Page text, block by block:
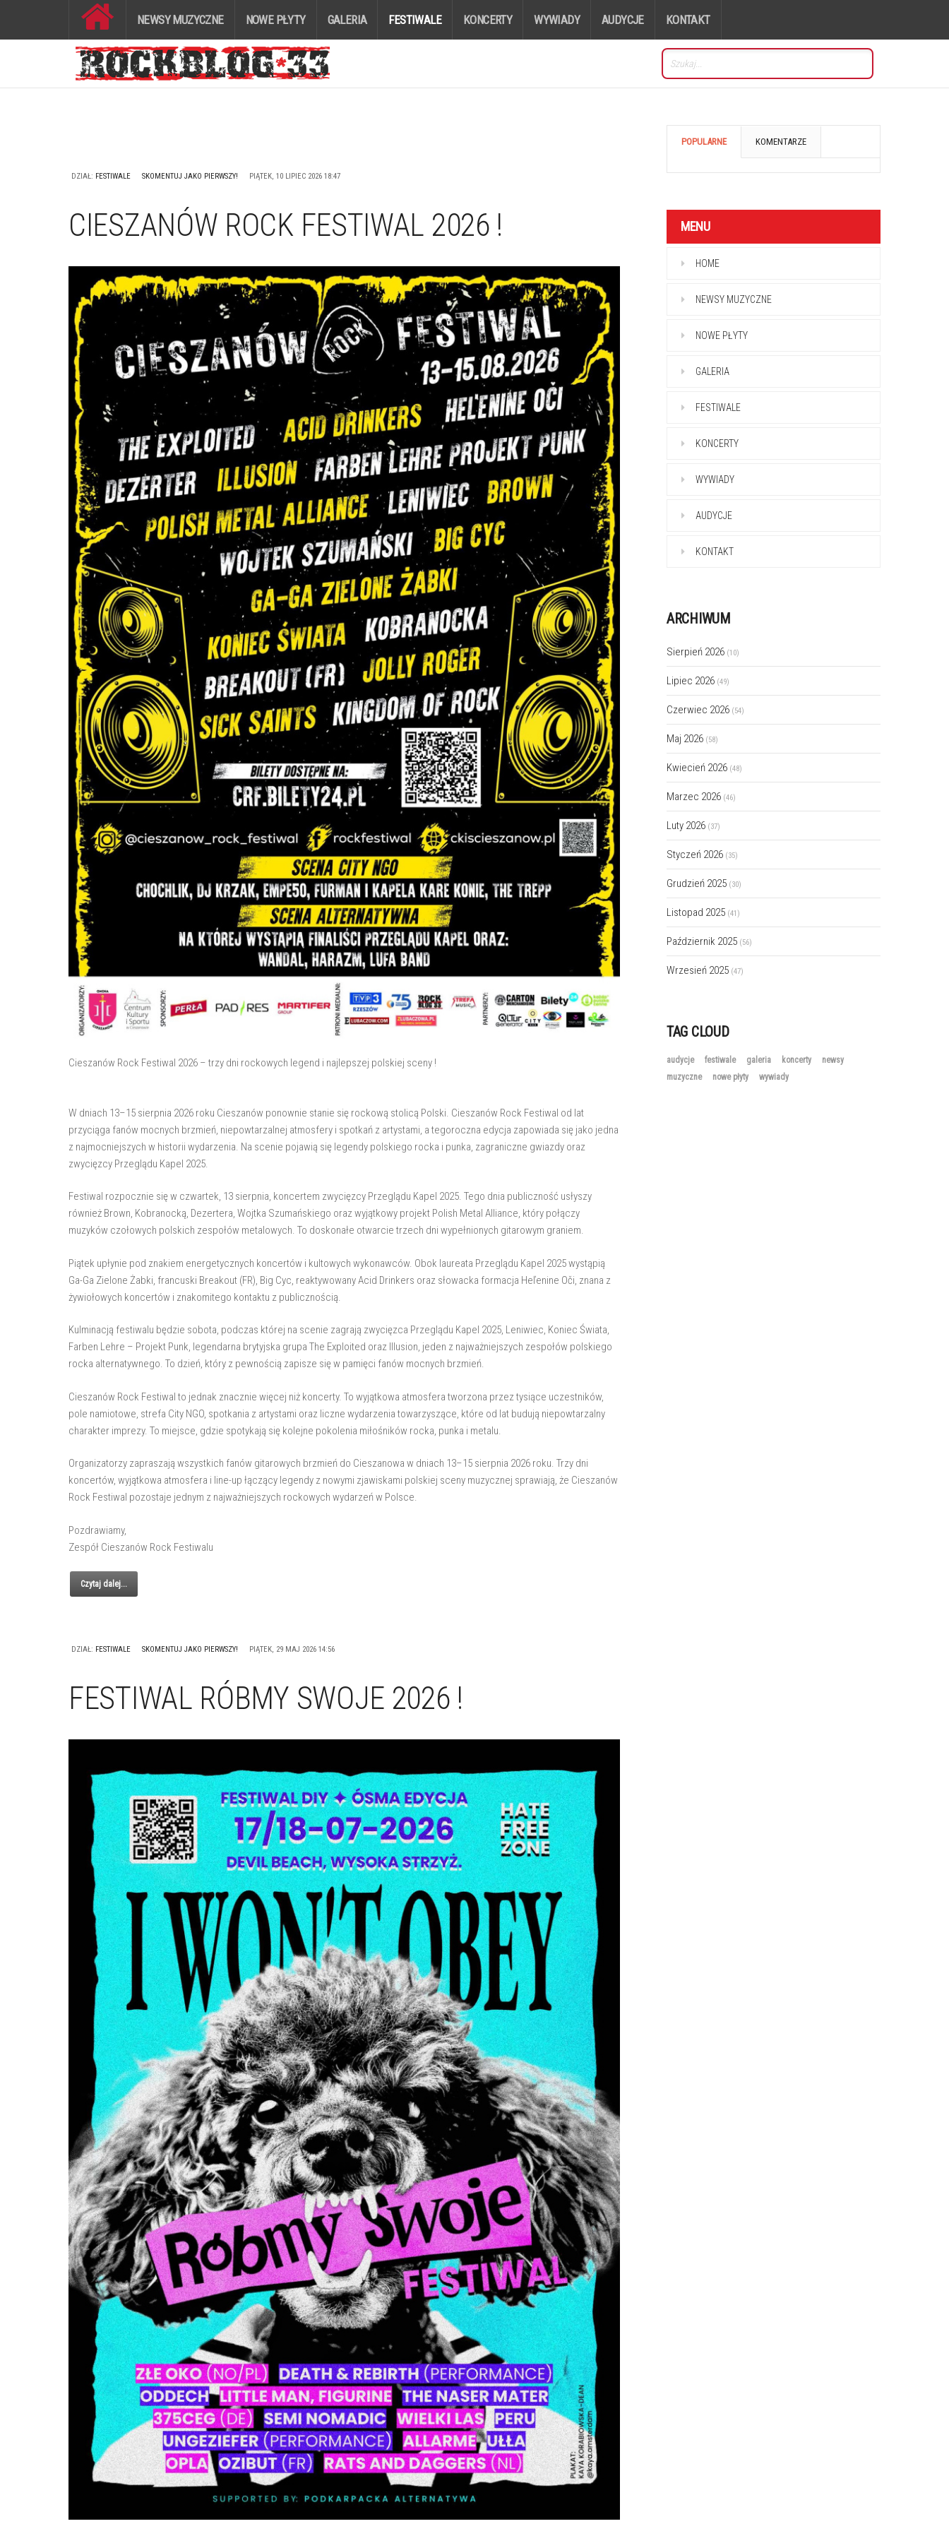
NEWSY MUZYCZNE NOWE PŁYTY GALERIA FESTIWALE KONCERTY WYWIADY AUDYCJE KONTAKT
DZIAŁ: FESTIWALE SKOMENTUJ JAKO PIERWSZY! PIĄTEK, 10 LIPIEC 2026 18:47
CIESZANÓW ROCK FESTIWAL 2026 !
Cieszanów Rock Festiwal 2026 – trzy dni rockowych legend i najlepszej polskiej sceny !
W dniach 13–15 sierpnia 2026 roku Cieszanów ponownie stanie się rockową stolicą Polski. Cieszanów Rock Festiwal od lat
przyciąga fanów mocnych brzmień, niepowtarzalnej atmosfery i spotkań z artystami, a tegoroczna edycja zapowiada się jako jedna
z najmocniejszych w historii wydarzenia. Na scenie pojawią się legendy polskiego rocka i punka, zagraniczne gwiazdy oraz
zwycięzcy Przeglądu Kapel 2025.
Festiwal rozpocznie się w czwartek, 13 sierpnia, koncertem zwycięzcy Przeglądu Kapel 2025. Tego dnia publiczność usłyszy
również Brown, Kobranocką, Dezertera, Wojtka Szumańskiego oraz wyjątkowy projekt Polish Metal Alliance, który połączy
muzyków czołowych polskich zespołów metalowych. To doskonałe otwarcie trzech dni wypełnionych gitarowym graniem.
Piątek upłynie pod znakiem energetycznych koncertów i kultowych wykonawców. Obok laureata Przeglądu Kapel 2025 wystąpią
Ga-Ga Zielone Żabki, francuski Breakout (FR), Big Cyc, reaktywowany Acid Drinkers oraz słowacka formacja Heľenine Oči, znana z
żywiołowych koncertów i znakomitego kontaktu z publicznością.
Kulminacją festiwalu będzie sobota, podczas której na scenie zagrają zwycięzca Przeglądu Kapel 2025, Leniwiec, Koniec Świata,
Farben Lehre – Projekt Punk, legendarna brytyjska grupa The Exploited oraz Illusion, jeden z najważniejszych zespołów polskiego
rocka alternatywnego. To dzień, który z pewnością zapisze się w pamięci fanów mocnych brzmień.
Cieszanów Rock Festiwal to jednak znacznie więcej niż koncerty. To wyjątkowa atmosfera tworzona przez tysiące uczestników,
pole namiotowe, strefa City NGO, spotkania z artystami oraz liczne wydarzenia towarzyszące, które od lat budują niepowtarzalny
charakter imprezy. To miejsce, gdzie spotykają się kolejne pokolenia miłośników rocka, punka i metalu.
Organizatorzy zapraszają wszystkich fanów gitarowych brzmień do Cieszanowa w dniach 13–15 sierpnia 2026 roku. Trzy dni
koncertów, wyjątkowa atmosfera i line-up łączący legendy z nowymi zjawiskami polskiej sceny muzycznej sprawiają, że Cieszanów
Rock Festiwal pozostaje jednym z najważniejszych rockowych wydarzeń w Polsce.
Pozdrawiamy,
Zespół Cieszanów Rock Festiwalu
Czytaj dalej...
DZIAŁ: FESTIWALE SKOMENTUJ JAKO PIERWSZY! PIĄTEK, 29 MAJ 2026 14:56
FESTIWAL RÓBMY SWOJE 2026 !
POPULARNE KOMENTARZE
MENU
HOME
NEWSY MUZYCZNE
NOWE PŁYTY
GALERIA
FESTIWALE
KONCERTY
WYWIADY
AUDYCJE
KONTAKT
ARCHIWUM
Sierpień 2026 (10)
Lipiec 2026 (49)
Czerwiec 2026 (54)
Maj 2026 (58)
Kwiecień 2026 (48)
Marzec 2026 (46)
Luty 2026 (37)
Styczeń 2026 (35)
Grudzień 2025 (30)
Listopad 2025 (41)
Październik 2025 (56)
Wrzesień 2025 (47)
TAG CLOUD
audycje festiwale galeria koncerty
newsy
muzyczne
nowe płyty wywiady